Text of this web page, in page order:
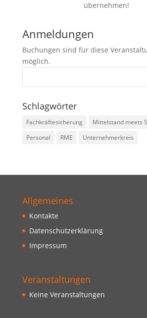
übernehmen!
Anmeldungen
Buchungen sind für diese
möglich.
Schlagwörter
Fachkräftesicherung
Mittelstand meets
Personal
RME Unternehmerkreis
Allgemeines
Kontakte
Datenschutzerklärung
Impressum
Veranstaltungen
Keine Veranstaltungen